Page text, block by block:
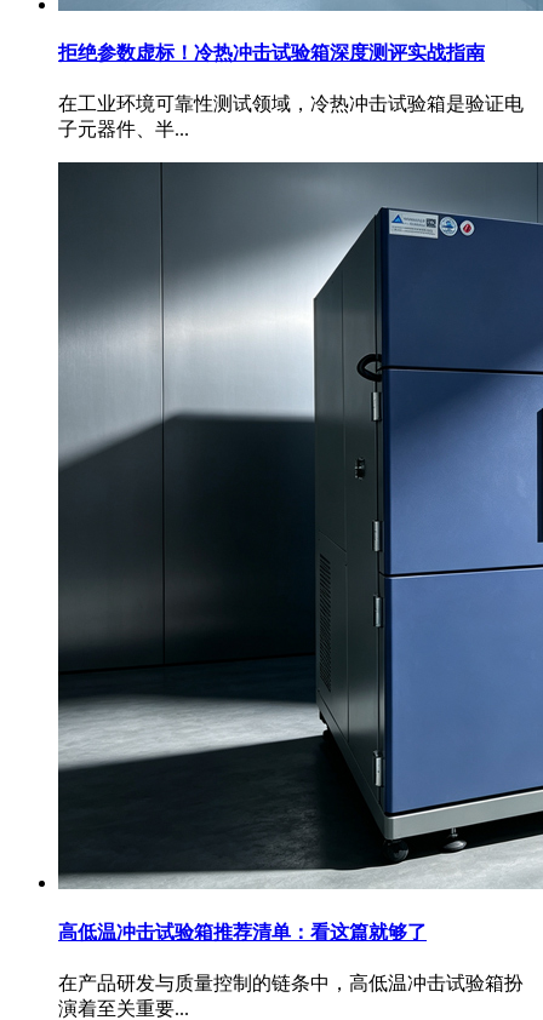
拒绝参数虚标！冷热冲击试验箱深度测评实战指南
在工业环境可靠性测试领域，冷热冲击试验箱是验证电
子元器件、半...
高低温冲击试验箱推荐清单：看这篇就够了
在产品研发与质量控制的链条中，高低温冲击试验箱扮
演着至关重要...